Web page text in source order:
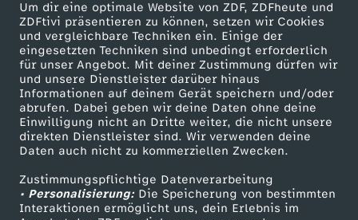
Um dir eine optimale Website von ZDF, ZDFheute und
ZDFtivi präsentieren zu können, setzen wir Cookies
und vergleichbare Techniken ein. Einige der
eingesetzten Techniken sind unbedingt erforderlich
für unser Angebot. Mit deiner Zustimmung dürfen wir
und unsere Dienstleister darüber hinaus
Informationen auf deinem Gerät speichern und/oder
abrufen. Dabei geben wir deine Daten ohne deine
Einwilligung nicht an Dritte weiter, die nicht unsere
direkten Dienstleister sind. Wir verwenden deine
Daten auch nicht zu kommerziellen Zwecken.
Zustimmungspflichtige Datenverarbeitung
• Personalisierung:Die Speicherung von bestimmten
Interaktionen ermöglicht uns, dein Erlebnis im
4
/
2
5
-
F
Mehr ZDF
ZDF-Apps
Smart TV
ZDFtext
Livestreams
Sendungen A-Z
Service
ZDFmitreden
Kontakt zum ZDF
Tickets
Zuschauerservice
Hilfe